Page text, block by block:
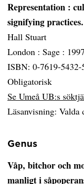
Representation :
signifying practices.
Hall Stuart
London : Sage :
ISBN: 0-7619-5432-
Obligatorisk
Se Umeå UB:s
Läsanvisning: Valda
Genus
Våp, bitchor och
manligt i